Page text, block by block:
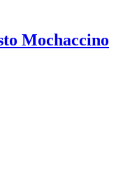
Mochaccino